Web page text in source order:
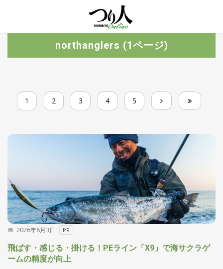
northanglers (1ページ)
1 2 3 4 5
2026年8月3日 PR
飛ばす・感じる・掛ける！PEライン「X9」で海サクラゲ
ームの精度が向上
ド・
UP
着
記
事
ラ
HOT
釣具
NEWS
す・
調べ
る